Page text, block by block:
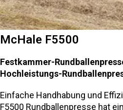
McHale F5500
Festkammer-
Hochleistungs-
Einfache Handhabung und
F5500 Rundballenpresse hat